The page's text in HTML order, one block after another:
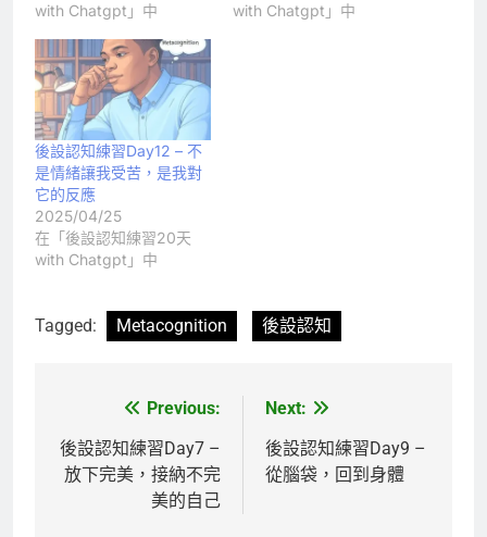
with Chatgpt」中
with Chatgpt」中
後設認知練習Day12 – 不
是情緒讓我受苦，是我對
它的反應
2025/04/25
在「後設認知練習20天
with Chatgpt」中
Tagged: Metacognition 後設認知
章
導
Previous:
後設認知練習Day7 –
放下完美，接納不完
美的自己
Next:
後設認知練習Day9 –
從腦袋，回到身體